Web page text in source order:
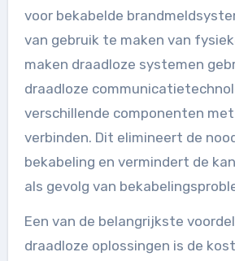
voor bekabelde
van gebruik te maken van
maken draadloze systemen
draadloze
verschillende componenten
verbinden. Dit elimineert de
bekabeling en vermindert de
als gevolg van
Een van de belangrijkste
draadloze oplossingen is de